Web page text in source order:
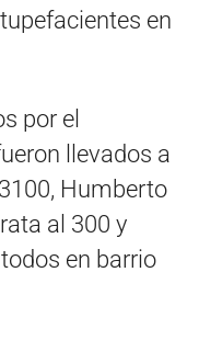
en
por el
llevados a
Humberto
al 300 y
en barrio